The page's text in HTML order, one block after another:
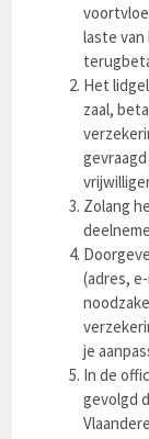
laste
Het
zaal,
Zolang
(adres,
je
In de
gevolgd